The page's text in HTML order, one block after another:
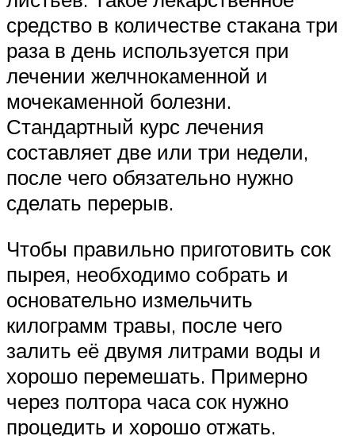
средство в количестве стакана три
раза в день используется при
лечении желчнокаменной и
мочекаменной болезни.
Стандартный курс лечения
составляет две или три недели,
после чего обязательно нужно
сделать перерыв.
Чтобы правильно приготовить сок
пырея, необходимо собрать и
основательно измельчить
килограмм травы, после чего
залить её двумя литрами воды и
хорошо перемешать. Примерно
через полтора часа сок нужно
процедить и хорошо отжать.